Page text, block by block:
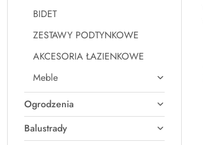
BIDET
ZESTAWY PODTYNKOWE
AKCESORIA ŁAZIENKOWE
Meble
Ogrodzenia
Balustrady